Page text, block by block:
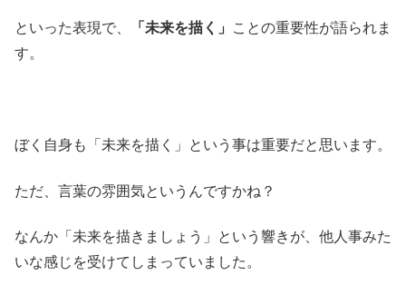
といった表現で、 「未来を描く」
ことの重要性が語られま
す。
ぼく自身も「未来を描く」という事は重要だと思います。
ただ、言葉の雰囲気というんですかね？
なんか「未来を描きましょう」という響きが、他人事みた
いな感じを受けてしまっていました。